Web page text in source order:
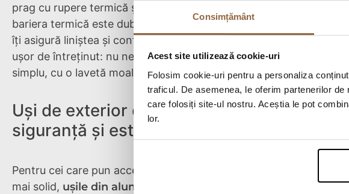
Consimțământ
Acest site utilizează cookie-uri
Folosim cookie-uri pentru a personaliza
traficul. De asemenea, le oferim partenerilor
care folosiți site-ul nostru. Aceștia le pot
lor.
prag cu rupere termică și garnituri multiple de etanșare. Astfel,
bariera termică este dublată de o barieră fonică eficientă, care
îți asigură liniștea și confortul acasă. Ușile din aluminiu sunt
ușor de întreținut: nu necesită vopsire periodică și se curăță
simplu, cu o lavetă moale și detergent neabraziv.
Uși de exterior din aluminiu + oțel:
siguranță și estetică robustă
Pentru cei care pun accent pe securitate ridicată și un design
mai solid, ușile din aluminiu + oțel